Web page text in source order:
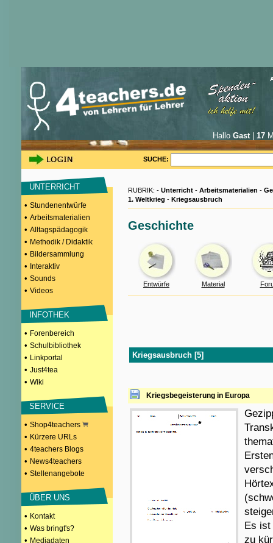
Hallo Gast| 17
SUCHE:
UNTERRICHT
• Stundenentwürfe
• Arbeitsmaterialien
• Alltagspädagogik
• Methodik / Didaktik
• Bildersammlung
• Interaktiv
• Sounds
• Videos
INFOTHEK
• Forenbereich
• Schulbibliothek
• Linkportal
• Just4tea
• Wiki
SERVICE
• Shop4teachers
• Kürzere URLs
• 4teachers Blogs
• News4teachers
• Stellenangebote
ÜBER UNS
• Kontakt
• Was bringt's?
• Mediadaten
RUBRIK: - Unterricht - Arbeitsmaterialien -
1. Weltkrieg - Kriegsausbruch
Geschichte
Entwürfe Material
Kriegsausbruch [5]
Kriegsbegeisterung in Europa
Es ist
zu